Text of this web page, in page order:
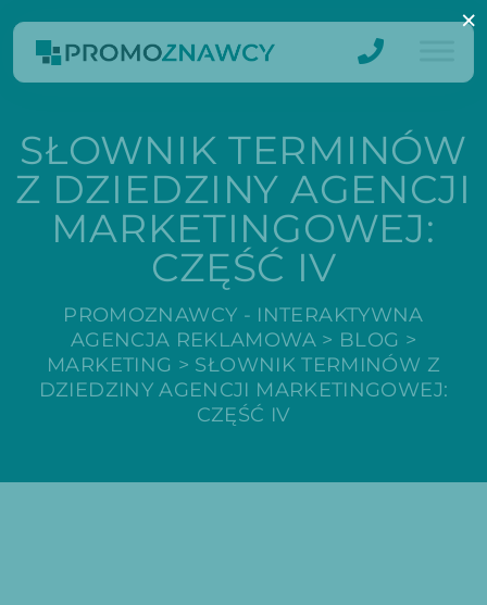
SŁOWNIK TERMINÓW
Z DZIEDZINY AGENCJI
MARKETINGOWEJ:
CZĘŚĆ IV
PROMOZNAWCY - INTERAKTYWNA
AGENCJA REKLAMOWA> BLOG >
MARKETING > SŁOWNIK TERMINÓW Z
DZIEDZINY AGENCJI MARKETINGOWEJ:
CZĘŚĆ IV
×